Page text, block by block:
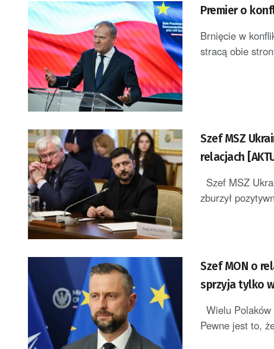
Premier o
Brnięcie w
stracą obie
Szef MSZ
relacjach
Szef MSZ
zburzył
Szef MON o
sprzyja tylko
Wielu
Pewne jest to,